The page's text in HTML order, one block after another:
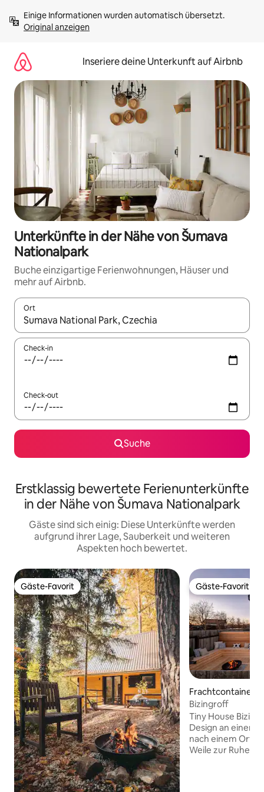
Inhalten
springenOriginal anzeigen
Inseriere deine Unterkunft auf Airbnb
Unterkünfte in der Nähe von Šumava
Nationalpark
Buche einzigartige Ferienwohnungen, Häuser und
mehr auf Airbnb.
Ort
Wenn Ergebnisse verfügbar sind, navigiere mit den
Check-in
Check-out
Suche
Erstklassig bewertete Ferienunterkünfte
in der Nähe von Šumava Nationalpark
Gäste sind sich einig: Diese Unterkünfte werden
aufgrund ihrer Lage, Sauberkeit und weiteren
Aspekten hoch bewertet.
Gäste-Favorit
Gäste-Favorit Gäste-Favorit
Gäste-Favorit
Frachtcontainer
Bizingroff
Tiny House
Design an einem Ort. Auf der
nach einem Ort,
Weile zur Ruhe